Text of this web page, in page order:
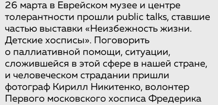
26 марта в Еврейском музее и центре
толерантности прошли public talks, ставшие
частью выставки «Неизбежность жизни.
Детские хосписы». Поговорить
о паллиативной помощи, ситуации,
сложившейся в этой сфере в нашей стране,
и человеческом страдании пришли
фотограф Кирилл Никитенко, волонтер
Первого московского хосписа Фредерика